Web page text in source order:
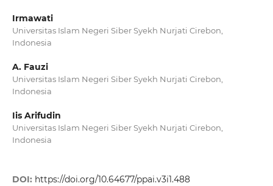
Irmawati
Universitas Islam Negeri Siber Syekh Nurjati Cirebon,
Indonesia
A. Fauzi
Universitas Islam Negeri Siber Syekh Nurjati Cirebon,
Indonesia
Iis Arifudin
Universitas Islam Negeri Siber Syekh Nurjati Cirebon,
Indonesia
DOI: https://doi.org/10.64677/ppai.v3i1.488